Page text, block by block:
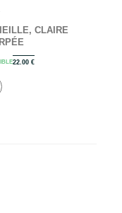
CLAIRE
22.00 €